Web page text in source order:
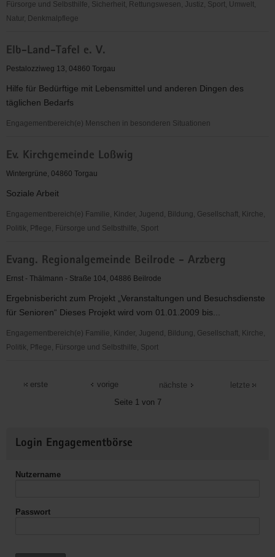
Fürsorge und Selbsthilfe, Sicherheit, Rettungswesen, Justiz, Sport, Umwelt,
Natur, Denkmalpflege
Verband
für
und
Jugendarbeit
Sachsen-
e.V.
Torgau
Elb-Land-Tafel e. V.
Pestalozziweg 13, 04860 Torgau
Hilfe für Bedürftige mit Lebensmittel und anderen Dingen des
täglichen Bedarfs
Engagementbereich(e) Menschen in besonderen Situationen
Land-
Tafel
V.
Ev. Kirchgemeinde Loßwig
Wintergrüne, 04860 Torgau
Soziale Arbeit
Engagementbereich(e) Familie, Kinder, Jugend, Bildung, Gesellschaft, Kirche,
Politik, Pflege, Fürsorge und Selbsthilfe, Sport
Kirchgemeinde
Loßwig
Evang. Regionalgemeinde Beilrode - Arzberg
Ernst - Thälmann - Straße 104, 04886 Beilrode
Ergebnisbericht zum Projekt „Veranstaltungen und Besuchsdienste
für Senioren“ Dieses Projekt wird vom 01.01.2009 bis...
Engagementbereich(e) Familie, Kinder, Jugend, Bildung, Gesellschaft, Kirche,
Politik, Pflege, Fürsorge und Selbsthilfe, Sport
Regionalgemeinde
erste
vorige
Seite 1 von 7
nächste letzte
Informationen
Login Engagementbörse
Nutzername
Passwort